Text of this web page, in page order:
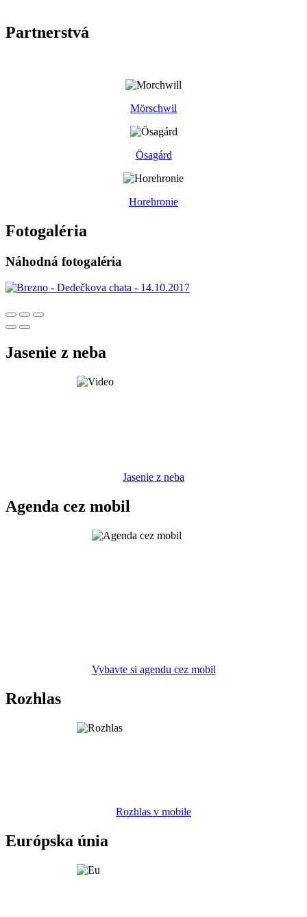
Partnerstvá
Mörschwil
Ösagárd
Horehronie
Fotogaléria
Náhodná fotogaléria
Jasenie z neba
Jasenie z neba
Agenda cez mobil
Vybavte si agendu cez mobil
Rozhlas
Rozhlas v mobile
Európska únia